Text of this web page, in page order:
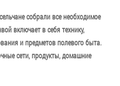
собрали все необходимое
включает в себя технику,
и предметов полевого быта.
сети, продукты, домашние